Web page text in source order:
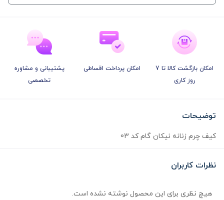
امکان بازگشت کالا تا 7
روز کاری
امکان پرداخت اقساطی
پشتیبانی و مشاوره
تخصصی
توضیحات
کیف چرم زنانه نیکان گام کد 03
نظرات کاربران
هیچ نظری برای این محصول نوشته نشده است.